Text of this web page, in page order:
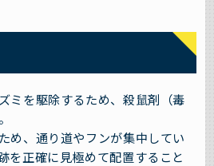
ミを駆除するため、殺鼠剤（毒
め、通り道やフンが集中してい
を正確に見極めて配置すること